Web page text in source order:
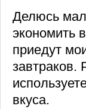
Делюсь
экономить
приедут
завтраков.
вкуса.